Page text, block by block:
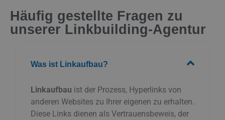
Häufig gestellte Fragen zu
unserer Linkbuilding-Agentur
Was ist Linkaufbau?
Linkaufbau ist der Prozess, Hyperlinks von
anderen Websites zu Ihrer eigenen zu erhalten.
Diese Links dienen als Vertrauensbeweis, der